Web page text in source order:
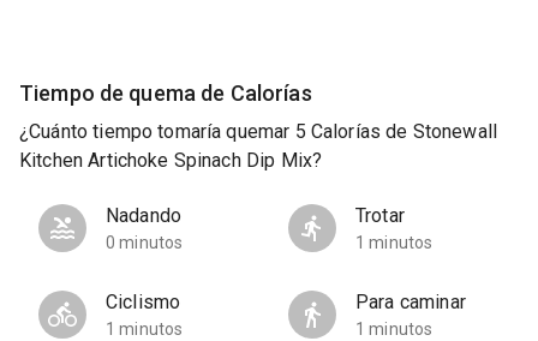
Tiempo de quema de Calorías
¿Cuánto tiempo tomaría quemar 5 Calorías de Stonewall
Kitchen Artichoke Spinach Dip Mix?
Nadando
0 minutos
Trotar
1 minutos
Ciclismo
1 minutos
Para caminar
1 minutos